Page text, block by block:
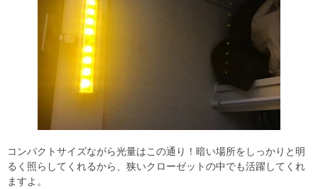
コンパクトサイズながら光量はこの通り！暗い場所をしっかりと明
るく照らしてくれるから、狭いクローゼットの中でも活躍してくれ
ますよ。